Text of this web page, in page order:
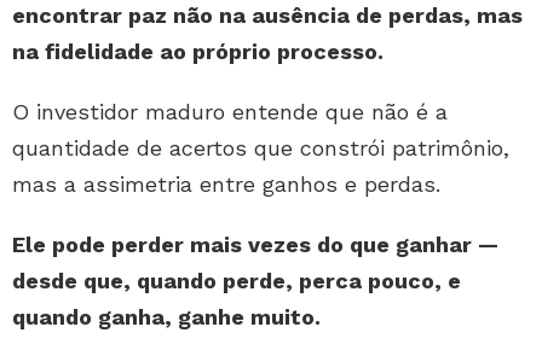
encontrar paz não na ausência de perdas, mas
na fidelidade ao próprio processo.
O investidor maduro entende que não é a
quantidade de acertos que constrói patrimônio,
mas a assimetria entre ganhos e perdas.
Ele pode perder mais vezes do que ganhar —
desde que, quando perde, perca pouco, e
quando ganha, ganhe muito.